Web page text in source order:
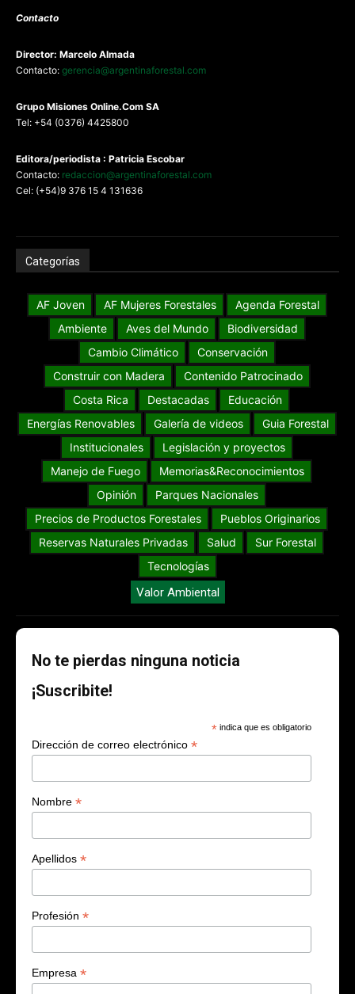
Contacto
Director: Marcelo Almada
Contacto: gerencia@argentinaforestal.com
Grupo Misiones Online.Com SA
Tel: +54 (0376) 4425800
Editora/periodista : Patricia Escobar
Contacto: redaccion@argentinaforestal.com
Cel: (+54)9 376 15 4 131636
Categorías
AF Joven AF Mujeres Forestales
Agenda Forestal
Ambiente
Aves del Mundo
Biodiversidad
Cambio Climático
Conservación
Construir con Madera
Contenido Patrocinado
Costa Rica
Destacadas
Educación
Energías Renovables
Galería de videos
Guia Forestal
Institucionales
Legislación y proyectos
Manejo de Fuego
Memorias&Reconocimientos
Opinión
Parques Nacionales
Precios de Productos Forestales
Pueblos Originarios
Reservas Naturales Privadas
Salud
Sur Forestal
Tecnologías
Valor Ambiental
No te pierdas ninguna noticia
¡Suscribite!
* indica que es obligatorio
Dirección de correo electrónico *
Nombre *
Apellidos *
Profesión *
Empresa *